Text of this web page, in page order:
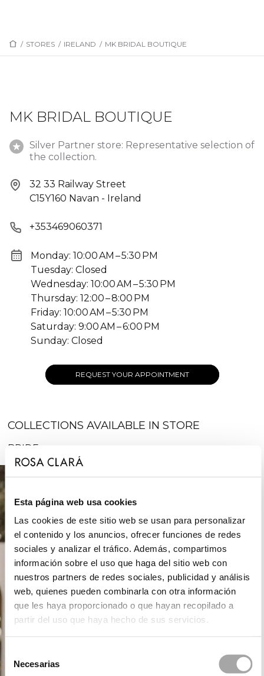
Esta página web usa cookies
Las cookies de este sitio web se usan para personalizar
el contenido y los anuncios, ofrecer funciones de redes
sociales y analizar el tráfico. Además, compartimos
información sobre el uso que haga del sitio web con
nuestros partners de redes sociales, publicidad y análisis
web, quienes pueden combinarla con otra información
que les haya proporcionado o que hayan recopilado a
partir del uso que haya hecho de sus servicios.
Necesarias
/ STORES / IRELAND / MK BRIDAL BOUTIQUE
MK BRIDAL BOUTIQUE
Silver Partner store: Representative selection of
the collection.
32 33 Railway Street
C15Y160 Navan - Ireland
+353469060371
Monday: 10:00 AM – 5:30 PM
Tuesday: Closed
Wednesday: 10:00 AM – 5:30 PM
Thursday: 12:00 – 8:00 PM
Friday: 10:00 AM – 5:30 PM
Saturday: 9:00 AM – 6:00 PM
Sunday: Closed
REQUEST YOUR APPOINTMENT
COLLECTIONS AVAILABLE IN STORE
BRIDE